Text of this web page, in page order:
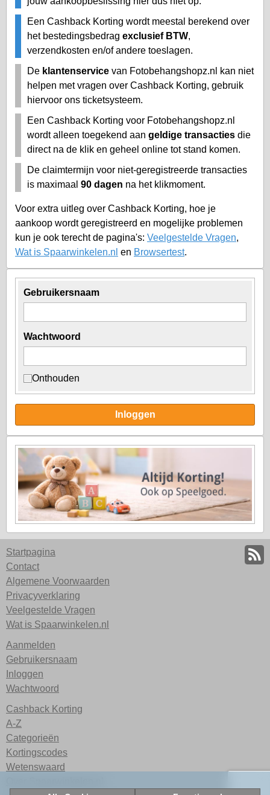
Gebruikersnaam
Wachtwoord
Onthouden
Inloggen
Een Cashback Korting wordt meestal berekend over
het bestedingsbedrag exclusief BTW,
verzendkosten en/of andere toeslagen.
De klantenservice van Fotobehangshopz.nl kan niet
helpen met vragen over Cashback Korting, gebruik
hiervoor ons ticketsysteem.
Een Cashback Korting voor Fotobehangshopz.nl
wordt alleen toegekend aan geldige transacties die
direct na de klik en geheel online tot stand komen.
De claimtermijn voor niet-geregistreerde transacties
is maximaal 90 dagen na het klikmoment.
Voor extra uitleg over Cashback Korting, hoe je
aankoop wordt geregistreerd en mogelijke problemen
kun je ook terecht de pagina's: Veelgestelde Vragen,
Wat is Spaarwinkelen.nl en Browsertest.
Startpagina
Contact
Algemene Voorwaarden
Privacyverklaring
Veelgestelde Vragen
Wat is Spaarwinkelen.nl
Aanmelden
Gebruikersnaam
Inloggen
Wachtwoord
Cashback Korting
A-Z
Categorieën
Kortingscodes
Wetenswaard